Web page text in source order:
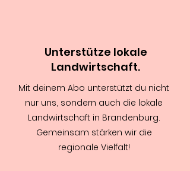
Unterstütze lokale
Landwirtschaft.
Mit deinem Abo unterstützt du nicht
nur uns, sondern auch die lokale
Landwirtschaft in Brandenburg.
Gemeinsam stärken wir die
regionale Vielfalt!